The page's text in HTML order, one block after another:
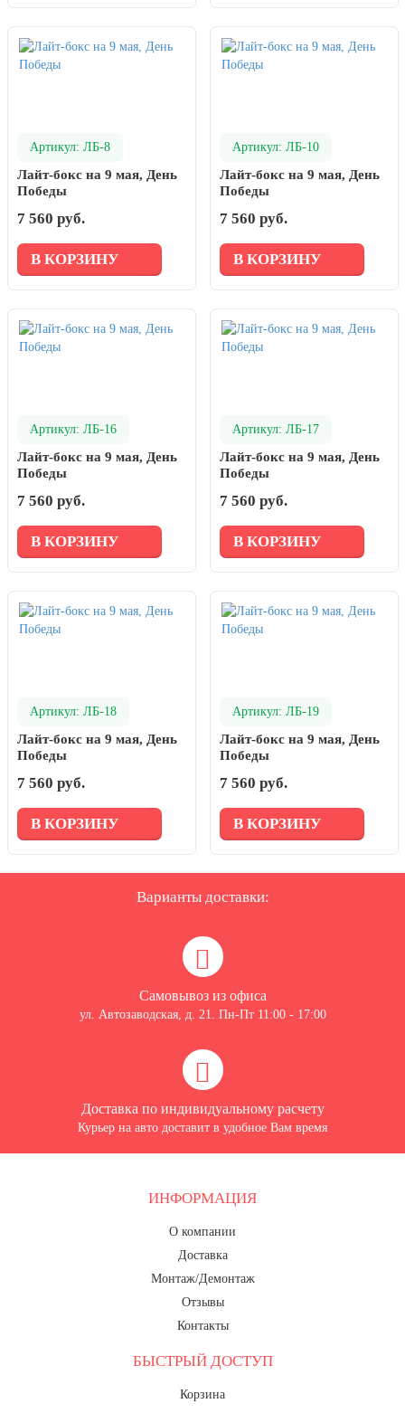
Артикул: ЛБ-8
Лайт-бокс на 9 мая, День
Победы
7 560 руб.
В КОРЗИНУ
Артикул: ЛБ-10
Лайт-бокс на 9 мая, День
Победы
7 560 руб.
В КОРЗИНУ
Артикул: ЛБ-16
Лайт-бокс на 9 мая, День
Победы
7 560 руб.
В КОРЗИНУ
Артикул: ЛБ-17
Лайт-бокс на 9 мая, День
Победы
7 560 руб.
В КОРЗИНУ
Артикул: ЛБ-18
Лайт-бокс на 9 мая, День
Победы
7 560 руб.
В КОРЗИНУ
Артикул: ЛБ-19
Лайт-бокс на 9 мая, День
Победы
7 560 руб.
В КОРЗИНУ
Варианты доставки:
Самовывоз из офиса
ул. Автозаводская, д. 21. Пн-Пт 11:00 - 17:00
Доставка по индивидуальному расчету
Курьер на авто доставит в удобное Вам время
ИНФОРМАЦИЯ
О компании
Доставка
Монтаж/Демонтаж
Отзывы
Контакты
БЫСТРЫЙ ДОСТУП
Корзина